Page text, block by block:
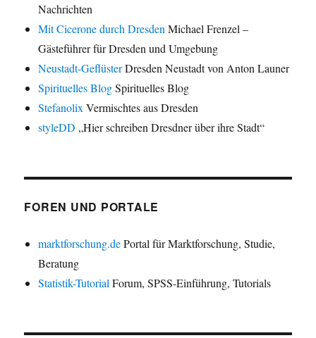
Nachrichten
Mit Cicerone durch Dresden Michael Frenzel –
Gästeführer für Dresden und Umgebung
Neustadt-GeflüsterDresden Neustadt von Anton Launer
Spirituelles BlogSpirituelles Blog
Stefanolix Vermischtes aus Dresden
styleDD „Hier schreiben Dresdner über ihre Stadt“
FOREN UND PORTALE
marktforschung.dePortal für Marktforschung, Studie,
Beratung
Statistik-Tutorial Forum, SPSS-Einführung, Tutorials